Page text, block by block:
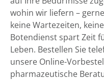
wohin wir liefern –
keine Wartezeiten,
Botendienst spart Zeit
Leben. Bestellen Sie
unsere Online-
pharmazeutische